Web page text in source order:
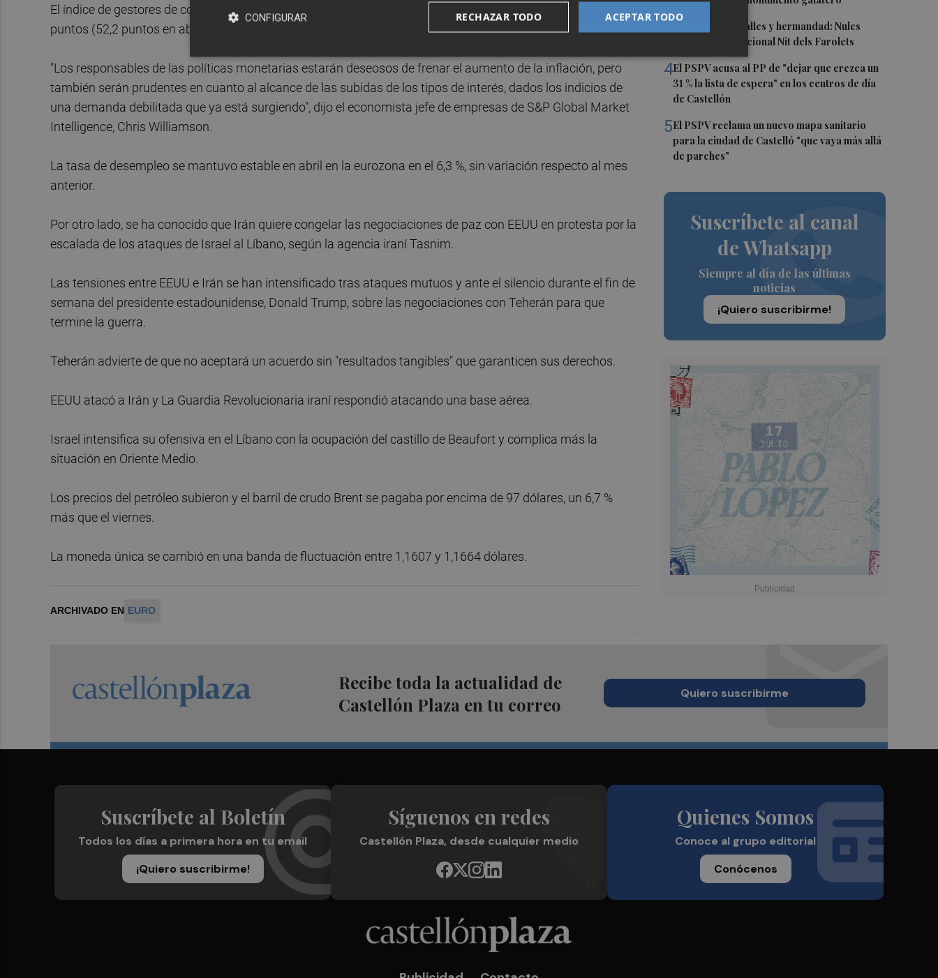
3 Talleres, pasacalles y hermandad: Nules
celebra su tradicional Nit dels Farolets
4El PSPV acusa al PP de "dejar que crezca un
31 % la lista de espera" en los centros de día
de Castellón
5El PSPV reclama un nuevo mapa sanitario
para la ciudad de Castelló "que vaya más allá
de parches"
Suscríbete al canal
de Whatsapp
Siempre al día de las últimas
noticias
¡Quiero suscribirme!
El índice de gestores de compras del sector manufacturero de la zona del euro bajó en mayo hasta 51,6
puntos (52,2 puntos en abril), según S&P.
"Los responsables de las políticas monetarias estarán deseosos de frenar el aumento de la inflación, pero
también serán prudentes en cuanto al alcance de las subidas de los tipos de interés, dados los indicios de
una demanda debilitada que ya está surgiendo", dijo el economista jefe de empresas de S&P Global Market
Intelligence, Chris Williamson.
La tasa de desempleo se mantuvo estable en abril en la eurozona en el 6,3 %, sin variación respecto al mes
anterior.
Por otro lado, se ha conocido que Irán quiere congelar las negociaciones de paz con EEUU en protesta por la
escalada de los ataques de Israel al Líbano, según la agencia iraní Tasnim.
Las tensiones entre EEUU e Irán se han intensificado tras ataques mutuos y ante el silencio durante el fin de
semana del presidente estadounidense, Donald Trump, sobre las negociaciones con Teherán para que
termine la guerra.
Teherán advierte de que no aceptará un acuerdo sin "resultados tangibles" que garanticen sus derechos.
EEUU atacó a Irán y La Guardia Revolucionaria iraní respondió atacando una base aérea.
Israel intensifica su ofensiva en el Líbano con la ocupación del castillo de Beaufort y complica más la
situación en Oriente Medio.
Los precios del petróleo subieron y el barril de crudo Brent se pagaba por encima de 97 dólares, un 6,7 %
más que el viernes.
La moneda única se cambió en una banda de fluctuación entre 1,1607 y 1,1664 dólares.
ARCHIVADO EN EURO
Recibe toda la actualidad de
Castellón Plaza en tu correo
Quiero suscribirme
Suscríbete al Boletín
Todos los días a primera hora en tu email
¡Quiero suscribirme!
Síguenos en redes
Castellón Plaza, desde cualquier medio
Quienes Somos
Conoce al grupo editorial
Conócenos
ACEPTAR TODO
RECHAZAR TODO
CONFIGURAR